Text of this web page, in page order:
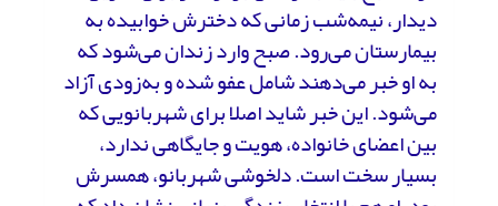
دیدار، نیمه‌شب زمانی که دخترش خوابیده به
بیمارستان می‌رود. صبح وارد زندان می‌شود که
به او خبر می‌دهند شامل عفو شده و به‌زودی آزاد
می‌شود. این خبر شاید اصلا برای شهربانویی که
بین اعضای خانواده، هویت و جایگاهی ندارد،
بسیار سخت است. دلخوشی شهربانو، همسرش